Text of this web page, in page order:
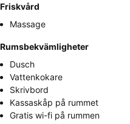
Friskvård
Massage
Rumsbekvämligheter
Dusch
Vattenkokare
Skrivbord
Kassaskåp på rummet
Gratis wi-fi på rummen